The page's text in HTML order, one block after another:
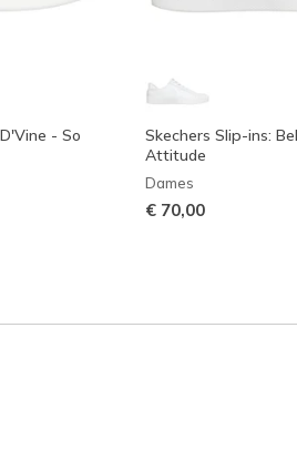
- So
Skechers Slip-ins:
Attitude
Dames
€ 70,00